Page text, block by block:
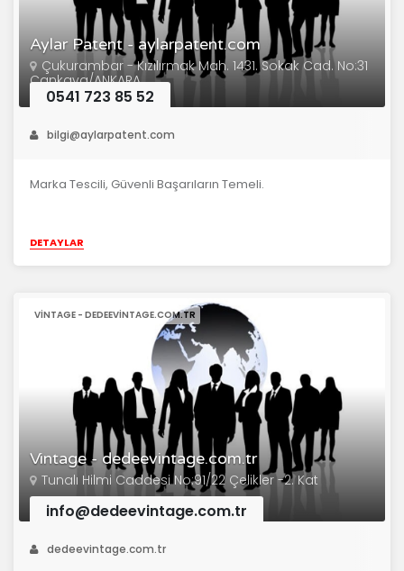
Aylar Patent - aylarpatent.com
Çukurambar - Kızılırmak Mah. 1431. Sokak Cad. No:31
Çankaya/ANKARA
0541 723 85 52
bilgi@aylarpatent.com
Marka Tescili, Güvenli Başarıların Temeli.
DETAYLAR
Vintage - dedeevintage.com.tr
VINTAGE - DEDEEVINTAGE.COM.TR
Tunalı Hilmi Caddesi No:91/22 Çelikler -2. Kat
info@dedeevintage.com.tr
dedeevintage.com.tr